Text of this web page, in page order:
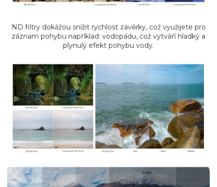
ND filtry dokážou snížit rychlost závěrky, což využijete pro
záznam pohybu například: vodopádu, což vytváří hladký a
plynulý efekt pohybu vody.